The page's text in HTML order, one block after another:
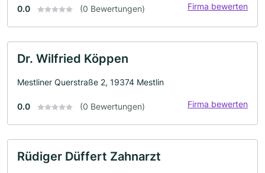
0.0 (0 Bewertungen) Firma bewerten
Dr. Wilfried Köppen
Mestliner Querstraße 2, 19374 Mestlin
0.0 (0 Bewertungen) Firma bewerten
Rüdiger Düffert Zahnarzt